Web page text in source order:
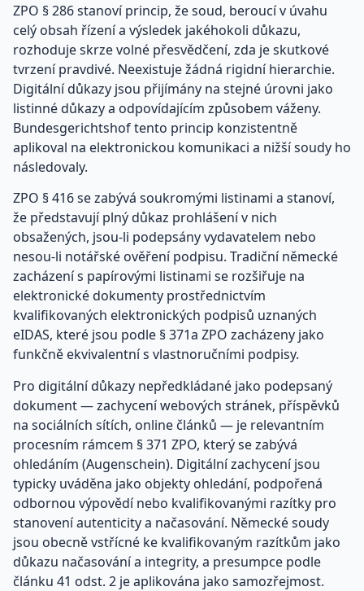
ZPO § 286 stanoví princip, že soud, beroucí v úvahu
celý obsah řízení a výsledek jakéhokoli důkazu,
rozhoduje skrze volné přesvědčení, zda je skutkové
tvrzení pravdivé. Neexistuje žádná rigidní hierarchie.
Digitální důkazy jsou přijímány na stejné úrovni jako
listinné důkazy a odpovídajícím způsobem váženy.
Bundesgerichtshof tento princip konzistentně
aplikoval na elektronickou komunikaci a nižší soudy ho
následovaly.
ZPO § 416 se zabývá soukromými listinami a stanoví,
že představují plný důkaz prohlášení v nich
obsažených, jsou-li podepsány vydavatelem nebo
nesou-li notářské ověření podpisu. Tradiční německé
zacházení s papírovými listinami se rozšiřuje na
elektronické dokumenty prostřednictvím
kvalifikovaných elektronických podpisů uznaných
eIDAS, které jsou podle § 371a ZPO zacházeny jako
funkčně ekvivalentní s vlastnoručními podpisy.
Pro digitální důkazy nepředkládané jako podepsaný
dokument — zachycení webových stránek, příspěvků
na sociálních sítích, online článků — je relevantním
procesním rámcem § 371 ZPO, který se zabývá
ohledáním (Augenschein). Digitální zachycení jsou
typicky uváděna jako objekty ohledání, podpořená
odbornou výpovědí nebo kvalifikovanými razítky pro
stanovení autenticity a načasování. Německé soudy
jsou obecně vstřícné ke kvalifikovaným razítkům jako
důkazu načasování a integrity, a presumpce podle
článku 41 odst. 2 je aplikována jako samozřejmost.